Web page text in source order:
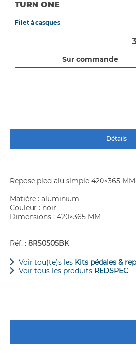
TURN ONE
Filet à casques
Sur commande
Détails
Repose pied alu simple 420×365 MM
Matière : aluminium
Couleur : noir
Dimensions : 420×365 MM
Réf. : 8RS0505BK
Voir tou(te)s les Kits pédales &
Voir tous les produits REDSPEC